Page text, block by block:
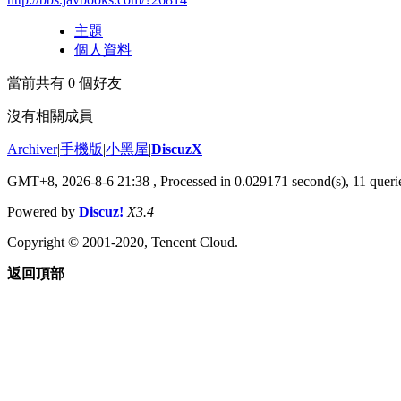
主題
個人資料
當前共有 0 個好友
沒有相關成員
Archiver|手機版|小黑屋|DiscuzX
GMT+8, 2026-8-6 21:38 , Processed in 0.029171 second(s), 11
Powered by Discuz! X3.4
Copyright © 2001-2020, Tencent Cloud.
返回頂部